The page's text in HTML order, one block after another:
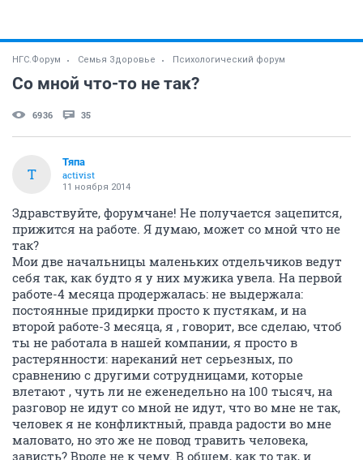
НГС.Форум Семья Здоровье Психологический форум
Со мной что-то не так?
6936 35
Т
Тяпа
activist
11 ноября 2014
Здравствуйте, форумчане! Не получается зацепится,
прижится на работе. Я думаю, может со мной что не
так?
Мои две начальницы маленьких отдельчиков ведут
себя так, как будто я у них мужика увела. На первой
работе-4 месяца продержалась: не выдержала:
постоянные придирки просто к пустякам, и на
второй работе-3 месяца, я , говорит, все сделаю, чтоб
ты не работала в нашей компании, я просто в
растерянности: нареканий нет серьезных, по
сравнению с другими сотрудницами, которые
влетают , чуть ли не еженедельно на 100 тысяч, на
разговор не идут со мной не идут, что во мне не так,
человек я не конфликтный, правда радости во мне
маловато, но это же не повод травить человека,
зависть? Вроде не к чему. В общем, как то так, и